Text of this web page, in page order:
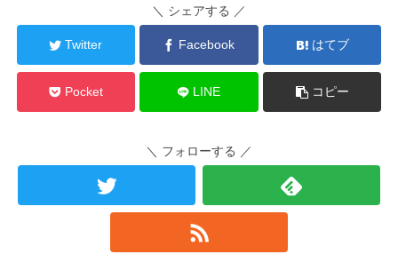
＼ シェアする ／
Twitter Facebook はてブ
Pocket LINE コピー
＼ フォローする ／